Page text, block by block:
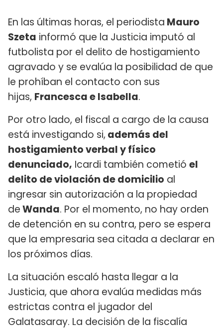
En las últimas horas, el periodista Mauro
Szeta informó que la Justicia imputó al
futbolista por el delito de hostigamiento
agravado y se evalúa la posibilidad de que
le prohíban el contacto con sus
hijas, Francesca e Isabella.
Por otro lado, el fiscal a cargo de la causa
está investigando si, además del
hostigamiento verbal y físico
denunciado, Icardi también cometió el
delito de violación de domicilio al
ingresar sin autorización a la propiedad
deWanda. Por el momento, no hay orden
de detención en su contra, pero se espera
que la empresaria sea citada a declarar en
los próximos días.
La situación escaló hasta llegar a la
Justicia, que ahora evalúa medidas más
estrictas contra el jugador del
Galatasaray. La decisión de la fiscalía